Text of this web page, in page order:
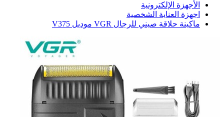
الأجهزة الإلكترونية
اجهزة العناية الشخصية
ماكينة حلاقة صيني للرجال VGR موديل V375